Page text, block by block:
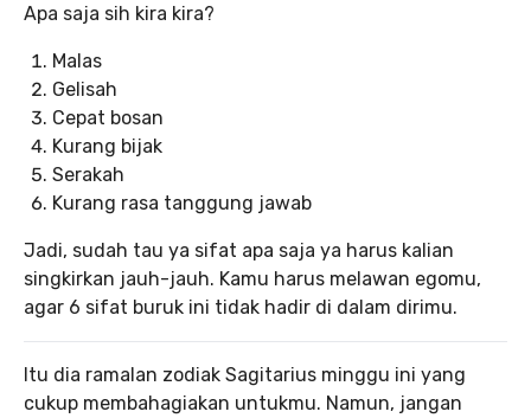
Apa saja sih kira kira?
Malas
Gelisah
Cepat bosan
Kurang bijak
Serakah
Kurang rasa tanggung jawab
Jadi, sudah tau ya sifat apa saja ya harus kalian
singkirkan jauh-jauh. Kamu harus melawan egomu,
agar 6 sifat buruk ini tidak hadir di dalam dirimu.
Itu dia ramalan zodiak Sagitarius minggu ini yang
cukup membahagiakan untukmu. Namun, jangan